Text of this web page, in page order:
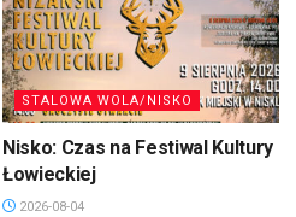
STALOWA WOLA/NISKO
Nisko: Czas na Festiwal Kultury
Łowieckiej
2026-08-04